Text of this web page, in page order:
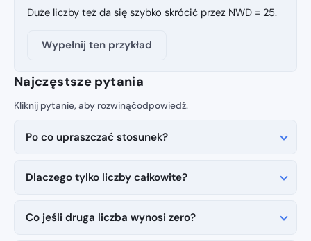
Duże liczby też da się szybko skrócić przez NWD = 25.
Wypełnij ten przykład
Najczęstsze pytania
Po co upraszczać stosunek?
Dlaczego tylko liczby całkowite?
Co jeśli druga liczba wynosi zero?